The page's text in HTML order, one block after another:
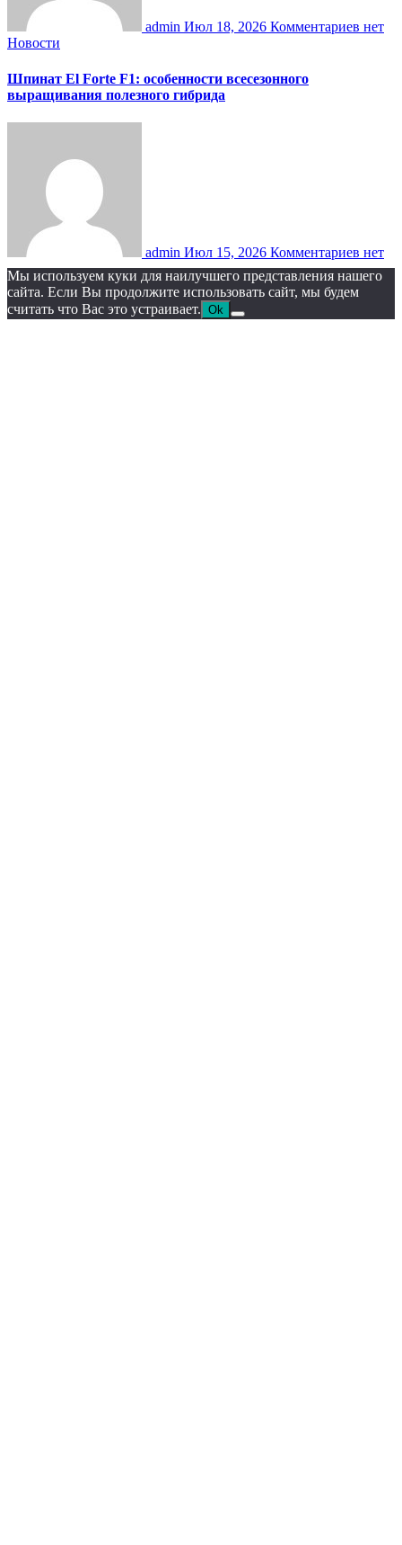
admin Июл 18, 2026 Комментариев нет
Новости
Шпинат El Forte F1: особенности всесезонного
выращивания полезного гибрида
admin Июл 15, 2026 Комментариев нет
Мы используем куки для наилучшего представления нашего
сайта. Если Вы продолжите использовать сайт, мы будем
считать что Вас это устраивает. Ok